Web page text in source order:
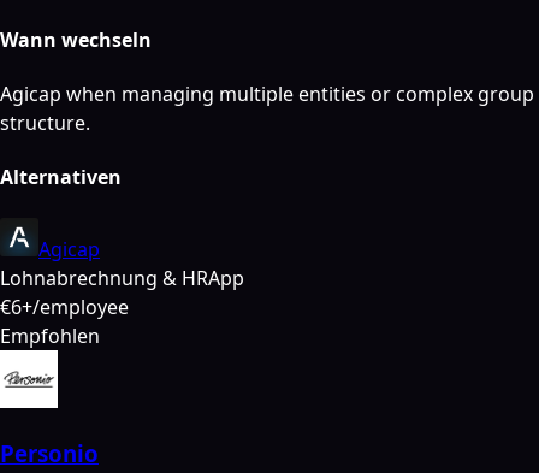
Wann wechseln
Agicap when managing multiple entities or complex group
structure.
Alternativen
Agicap
Lohnabrechnung & HRApp
€6+/employee
Empfohlen
Personio